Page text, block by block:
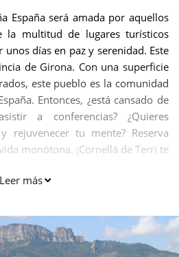
España será amada por aquellos
la multitud de lugares turísticos
días en paz y serenidad. Este
de Girona. Con una superficie
este pueblo es la comunidad
Entonces, ¿está cansado de
a conferencias? ¿Quieres
rejuvenecer tu mente? Reserva
monótona. ¡Cornellá de Terri te
Leer más